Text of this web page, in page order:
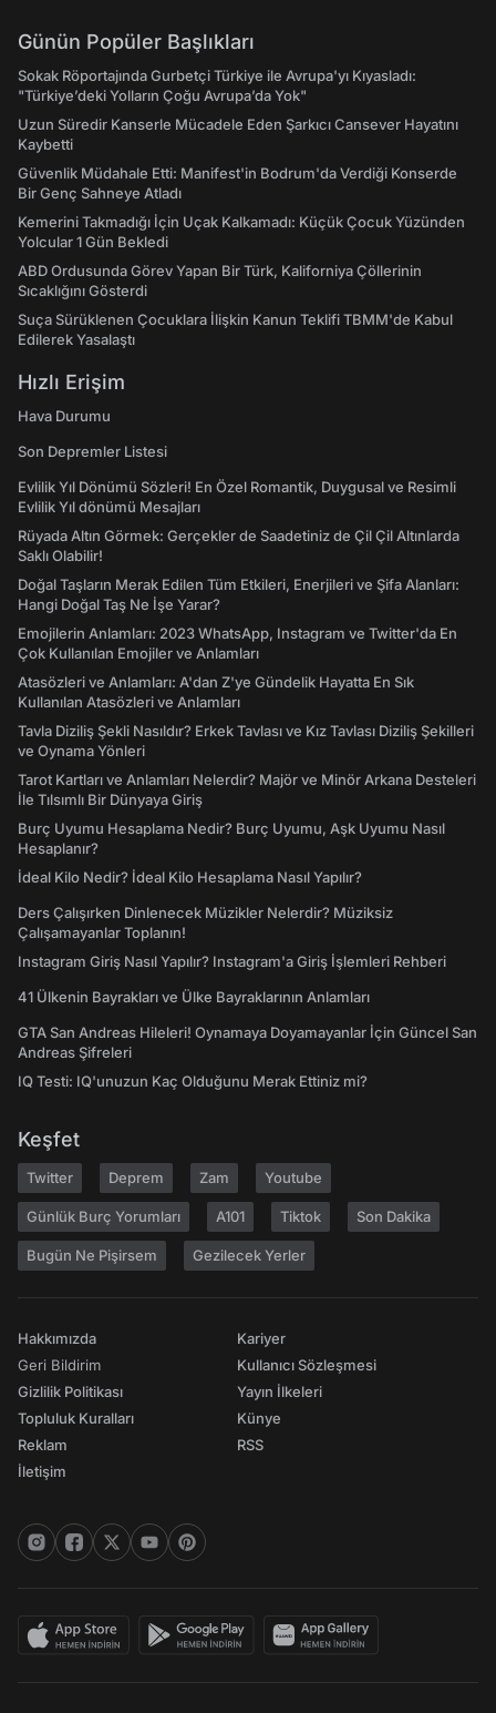
Günün Popüler Başlıkları
Sokak Röportajında Gurbetçi Türkiye ile Avrupa'yı Kıyasladı:
"Türkiye’deki Yolların Çoğu Avrupa’da Yok"
Uzun Süredir Kanserle Mücadele Eden Şarkıcı Cansever Hayatını
Kaybetti
Güvenlik Müdahale Etti: Manifest'in Bodrum'da Verdiği Konserde
Bir Genç Sahneye Atladı
Kemerini Takmadığı İçin Uçak Kalkamadı: Küçük Çocuk Yüzünden
Yolcular 1 Gün Bekledi
ABD Ordusunda Görev Yapan Bir Türk, Kaliforniya Çöllerinin
Sıcaklığını Gösterdi
Suça Sürüklenen Çocuklara İlişkin Kanun Teklifi TBMM'de Kabul
Edilerek Yasalaştı
Hızlı Erişim
Hava Durumu
Son Depremler Listesi
Evlilik Yıl Dönümü Sözleri! En Özel Romantik, Duygusal ve Resimli
Evlilik Yıl dönümü Mesajları
Rüyada Altın Görmek: Gerçekler de Saadetiniz de Çil Çil Altınlarda
Saklı Olabilir!
Doğal Taşların Merak Edilen Tüm Etkileri, Enerjileri ve Şifa Alanları:
Hangi Doğal Taş Ne İşe Yarar?
Emojilerin Anlamları: 2023 WhatsApp, Instagram ve Twitter'da En
Çok Kullanılan Emojiler ve Anlamları
Atasözleri ve Anlamları: A'dan Z'ye Gündelik Hayatta En Sık
Kullanılan Atasözleri ve Anlamları
Tavla Diziliş Şekli Nasıldır? Erkek Tavlası ve Kız Tavlası Diziliş Şekilleri
ve Oynama Yönleri
Tarot Kartları ve Anlamları Nelerdir? Majör ve Minör Arkana Desteleri
İle Tılsımlı Bir Dünyaya Giriş
Burç Uyumu Hesaplama Nedir? Burç Uyumu, Aşk Uyumu Nasıl
Hesaplanır?
İdeal Kilo Nedir? İdeal Kilo Hesaplama Nasıl Yapılır?
Ders Çalışırken Dinlenecek Müzikler Nelerdir? Müziksiz
Çalışamayanlar Toplanın!
Instagram Giriş Nasıl Yapılır? Instagram'a Giriş İşlemleri Rehberi
41 Ülkenin Bayrakları ve Ülke Bayraklarının Anlamları
GTA San Andreas Hileleri! Oynamaya Doyamayanlar İçin Güncel San
Andreas Şifreleri
IQ Testi: IQ'unuzun Kaç Olduğunu Merak Ettiniz mi?
Keşfet
Twitter Deprem Zam Youtube
Günlük Burç Yorumları A101 Tiktok Son Dakika
Bugün Ne Pişirsem Gezilecek Yerler
Hakkımızda
Geri Bildirim
Gizlilik Politikası
Topluluk Kuralları
Reklam
İletişim
Kariyer
Kullanıcı Sözleşmesi
Yayın İlkeleri
Künye
RSS